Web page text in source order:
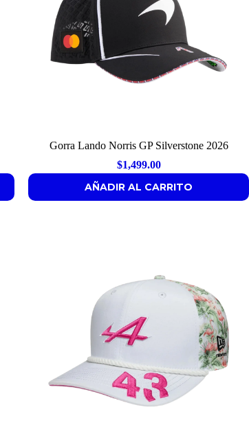
Gorra Lando Norris GP Silverstone 2026
$1,499.00
AÑADIR AL CARRITO